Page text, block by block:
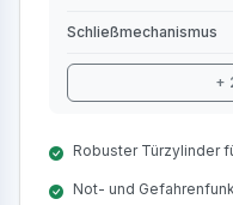
Schließmechanismus
+
Robuster Türzylinder
Not- und